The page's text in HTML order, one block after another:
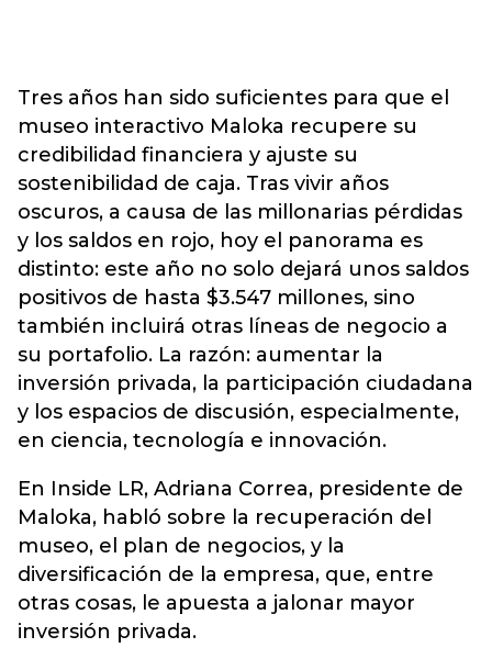
Tres años han sido suficientes para que el
museo interactivo Maloka recupere su
credibilidad financiera y ajuste su
sostenibilidad de caja. Tras vivir años
oscuros, a causa de las millonarias pérdidas
y los saldos en rojo, hoy el panorama es
distinto: este año no solo dejará unos saldos
positivos de hasta $3.547 millones, sino
también incluirá otras líneas de negocio a
su portafolio. La razón: aumentar la
inversión privada, la participación ciudadana
y los espacios de discusión, especialmente,
en ciencia, tecnología e innovación.
En Inside LR, Adriana Correa, presidente de
Maloka, habló sobre la recuperación del
museo, el plan de negocios, y la
diversificación de la empresa, que, entre
otras cosas, le apuesta a jalonar mayor
inversión privada.